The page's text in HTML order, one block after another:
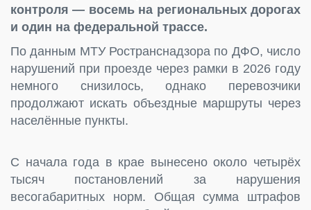
контроля — восемь на региональных дорогах
и один на федеральной трассе.
По данным МТУ Ространснадзора по ДФО, число
нарушений при проезде через рамки в 2026 году
немного снизилось, однако перевозчики
продолжают искать объездные маршруты через
населённые пункты.
С начала года в крае вынесено около четырёх
тысяч постановлений за нарушения
весогабаритных норм. Общая сумма штрафов